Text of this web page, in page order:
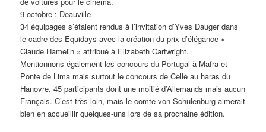
9 octobre : Deauville
34 équipages s’étaient rendus à l’invitation d’Yves Dauger dans
le cadre des Equidays avec la création du prix d’élégance «
Claude Hamelin » attribué à Elizabeth Cartwright.
Mentionnons également les concours du Portugal à Mafra et
Ponte de Lima mais surtout le concours de Celle au haras du
Hanovre. 45 participants dont une moitié d’Allemands mais aucun
Français. C’est très loin, mais le comte von Schulenburg aimerait
bien en accueillir quelques-uns lors de sa prochaine édition.